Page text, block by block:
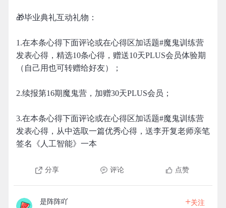
🎁毕业典礼互动礼物：
1.在本条心得下面评论或在心得区加话题#魔鬼训练营
发表心得，精选10条心得，赠送10天PLUS会员体验期
（自己用也可转赠给好友）；
2.续报第16期魔鬼营，加赠30天PLUS会员；
3.在本条心得下面评论或在心得区加话题#魔鬼训练营
发表心得，从中选取一篇优秀心得，送李开复老师亲笔
签名《人工智能》一本
分享 评论 点赞
是阵阵吖 +关注